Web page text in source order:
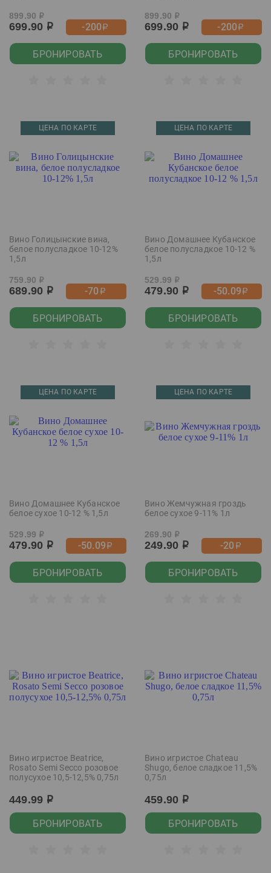
899.90 р
699.90 р -200р
БРОНИРОВАТЬ
899.90 р
699.90 р -200р
БРОНИРОВАТЬ
ЦЕНА ПО КАРТЕ
Вино Голицынские вина,
белое полусладкое 10-12%
1,5л
759.90 р
689.90 р -70р
БРОНИРОВАТЬ
ЦЕНА ПО КАРТЕ
Вино Домашнее Кубанское
белое полусладкое 10-12 %
1,5л
529.99 р
479.90 р -50.09р
БРОНИРОВАТЬ
ЦЕНА ПО КАРТЕ
Вино Домашнее Кубанское
белое сухое 10-12 % 1,5л
529.99 р
479.90 р -50.09р
БРОНИРОВАТЬ
ЦЕНА ПО КАРТЕ
Вино Жемчужная гроздь
белое сухое 9-11% 1л
269.90 р
249.90 р -20р
БРОНИРОВАТЬ
Вино игристое Beatrice,
Rosato Semi Secco розовое
полусухое 10,5-12,5% 0,75л
449.99 р
БРОНИРОВАТЬ
Вино игристое Chateau
Shugo, белое сладкое 11,5%
0,75л
459.90 р
БРОНИРОВАТЬ